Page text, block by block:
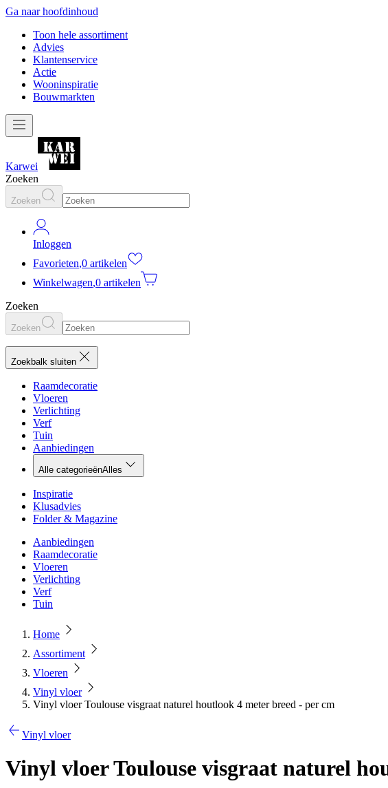
Ga naar hoofdinhoud
Toon hele assortiment
Advies
Klantenservice
Actie
Wooninspiratie
Bouwmarkten
Karwei
Zoeken
Zoeken
Inloggen
Favorieten,0 artikelen
Winkelwagen,0 artikelen
Zoeken
Zoeken
Zoekbalk sluiten
Raamdecoratie
Vloeren
Verlichting
Verf
Tuin
Aanbiedingen
Alle categorieënAlles
Inspiratie
Klusadvies
Folder & Magazine
Aanbiedingen
Raamdecoratie
Vloeren
Verlichting
Verf
Tuin
Home
Assortiment
Vloeren
Vinyl vloer
Vinyl vloer Toulouse visgraat naturel houtlook 4 meter breed - per cm
Vinyl vloer
Vinyl vloer Toulouse visgraat naturel